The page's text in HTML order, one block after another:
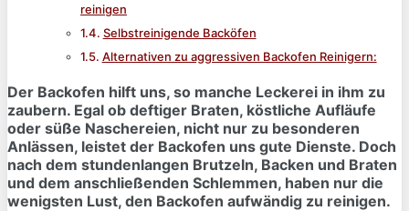
reinigen
Selbstreinigende Backöfen
Alternativen zu aggressiven Backofen Reinigern:
Der Backofen hilft uns, so manche Leckerei in ihm zu
zaubern. Egal ob deftiger Braten, köstliche Aufläufe
oder süße Naschereien, nicht nur zu besonderen
Anlässen, leistet der Backofen uns gute Dienste. Doch
nach dem stundenlangen Brutzeln, Backen und Braten
und dem anschließenden Schlemmen, haben nur die
wenigsten Lust, den Backofen aufwändig zu reinigen.